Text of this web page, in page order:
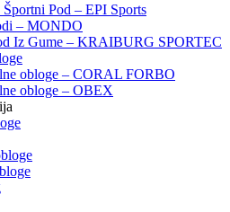
Športni Pod – EPI Sports
– MONDO
Iz Gume – KRAIBURG SPORTEC
obloge – CORAL FORBO
obloge – OBEX